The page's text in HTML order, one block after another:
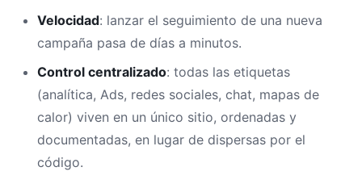
Velocidad: lanzar el seguimiento de una nueva
campaña pasa de días a minutos.
Control centralizado: todas las etiquetas
(analítica, Ads, redes sociales, chat, mapas de
calor) viven en un único sitio, ordenadas y
documentadas, en lugar de dispersas por el
código.